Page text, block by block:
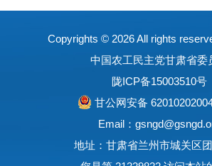
Copyrights © 2026 All rights
中国农工民主党甘肃省委
陇ICP备15003510号
甘公网安备
Email：
地址：甘肃省兰州市城关区